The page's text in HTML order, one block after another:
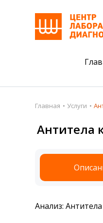
Пациентам
Акции
Подготовка к
Получить
Главная Услуги
Антитела
Анализ: